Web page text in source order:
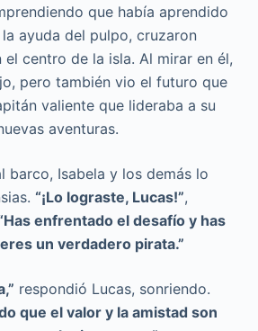
que había aprendido
ayuda del pulpo, cruzaron
el centro de la isla. Al mirar en él,
pero también vio el futuro que
valiente que lideraba a su
aventuras.
barco, Isabela y los demás lo
“¡Lo lograste, Lucas!”,
enfrentado el desafío y has
un verdadero pirata.”
respondió Lucas, sonriendo.
que el valor y la amistad son